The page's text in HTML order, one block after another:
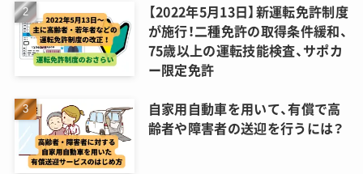
【2022年5月13日】新運転免許制度
が施行！二種免許の取得条件緩和、
75歳以上の運転技能検査、サポカ
ー限定免許
自家用自動車を用いて、有償で高
齢者や障害者の送迎を行うには？